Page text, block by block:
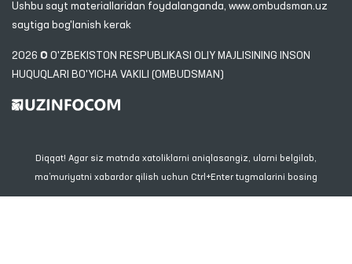
Ushbu sayt materiallaridan foydalanganda, www.ombudsman.uz
saytiga bog'lanish kerak
2026 © O'ZBEKISTON RESPUBLIKASI OLIY MAJLISINING INSON
HUQUQLARI BO'YICHA VAKILI (OMBUDSMAN)
Diqqat! Agar siz matnda xatoliklarni aniqlasangiz, ularni belgilab,
ma’muriyatni xabardor qilish uchun Ctrl+Enter tugmalarini bosing